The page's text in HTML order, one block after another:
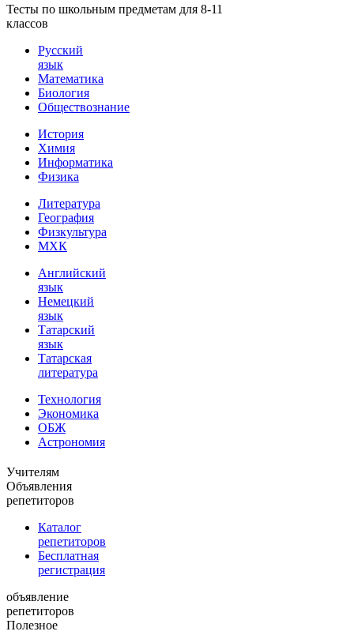
Тесты по школьным предметам для 8-11
классов
Русский
язык
Математика
Биология
Обществознание
История
Химия
Информатика
Физика
Литература
География
Физкультура
МХК
Английский
язык
Немецкий
язык
Татарский
язык
Татарская
литература
Технология
Экономика
ОБЖ
Астрономия
Учителям
Объявления
репетиторов
Каталог
репетиторов
Бесплатная
регистрация
объявление
репетиторов
Полезное